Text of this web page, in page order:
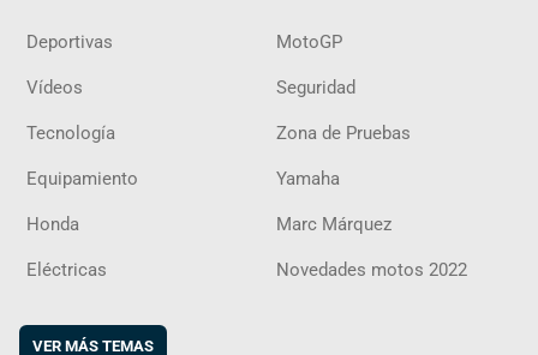
Deportivas MotoGP
Vídeos Seguridad
Tecnología Zona de Pruebas
Equipamiento Yamaha
Honda Marc Márquez
Eléctricas Novedades motos 2022
VER MÁS TEMAS